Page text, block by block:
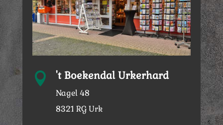
 't Boekendal Urkerhard
Nagel 48
8321 RG Urk